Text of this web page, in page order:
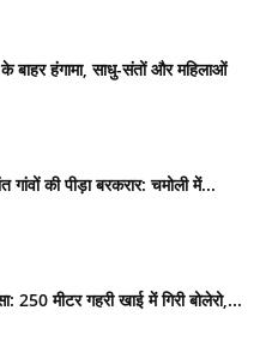
बाहर हंगामा, साधु-संतों और महिलाओं
गांवों की पीड़ा बरकरार: चमोली में...
250 मीटर गहरी खाई में गिरी बोलेरो,...